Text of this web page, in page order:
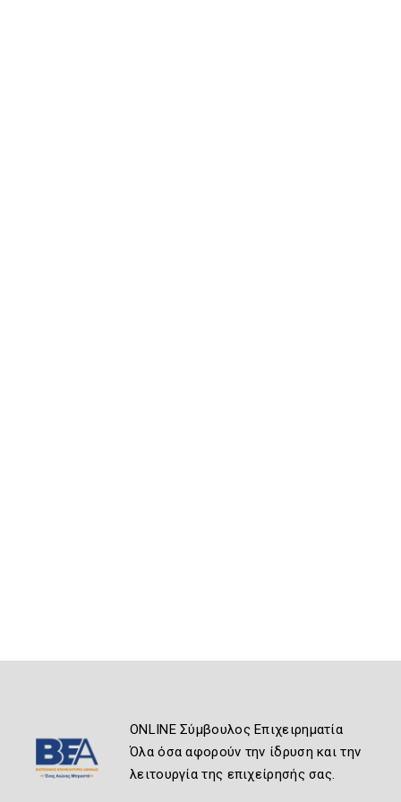
ONLINE Σύμβουλος Επιχειρηματία
Όλα όσα αφορούν την ίδρυση και την
λειτουργία της επιχείρησής σας.